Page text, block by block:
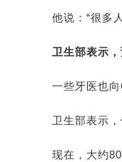
他说：“很多
卫生部表示
一些牙医也
卫生部表示
现在，大约